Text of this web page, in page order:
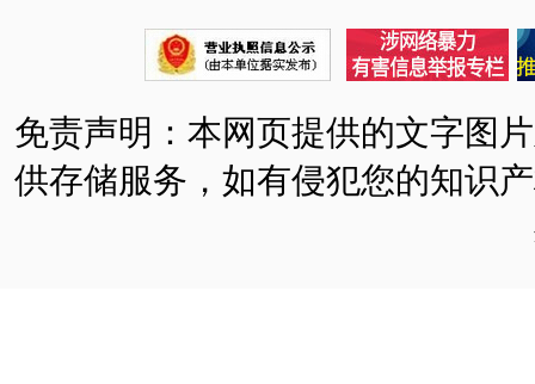
免责声明：本网页提供的文字图
供存储服务，如有侵犯您的知识